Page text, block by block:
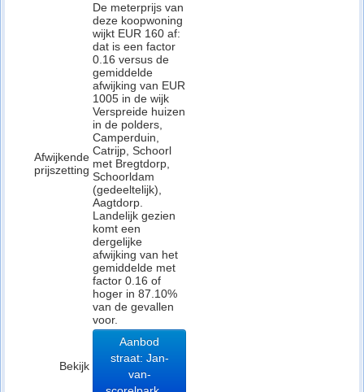
Afwijkende
prijszetting
De meterprijs van
deze koopwoning
wijkt EUR 160 af:
dat is een factor
0.16 versus de
gemiddelde
afwijking van EUR
1005 in de wijk
Verspreide huizen
in de polders,
Camperduin,
Catrijp, Schoorl
met Bregtdorp,
Schoorldam
(gedeeltelijk),
Aagtdorp.
Landelijk gezien
komt een
dergelijke
afwijking van het
gemiddelde met
factor 0.16 of
hoger in 87.10%
van de gevallen
voor.
Bekijk
Aanbod
straat: Jan-
van-